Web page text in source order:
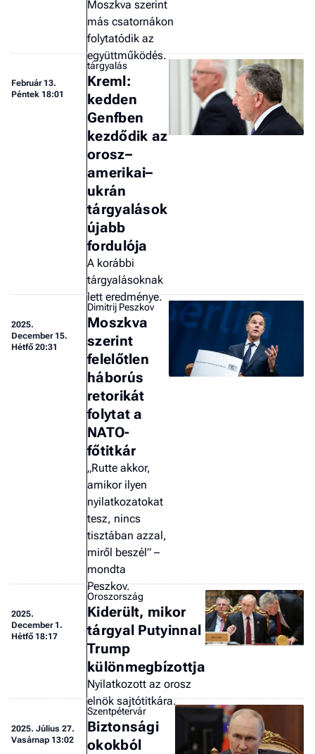
Moszkva szerint
más csatornákon
folytatódik az
együttműködés.
Február 13.
Péntek 18:01
tárgyalás
Kreml:
kedden
Genfben
kezdődik az
orosz–
amerikai–
ukrán
tárgyalások
újabb
fordulója
A korábbi
tárgyalásoknak
lett eredménye.
2025.
December 15.
Hétfő 20:31
Dimitrij Peszkov
Moszkva
szerint
felelőtlen
háborús
retorikát
folytat a
NATO-
főtitkár
„Rutte akkor,
amikor ilyen
nyilatkozatokat
tesz, nincs
tisztában azzal,
miről beszél” –
mondta
Peszkov.
2025.
December 1.
Hétfő 18:17
Oroszország
Kiderült, mikor
tárgyal Putyinnal
Trump
különmegbízottja
Nyilatkozott az orosz
elnök sajtótitkára.
2025. Július 27.
Vasárnap 13:02
Szentpétervár
Biztonsági
okokból